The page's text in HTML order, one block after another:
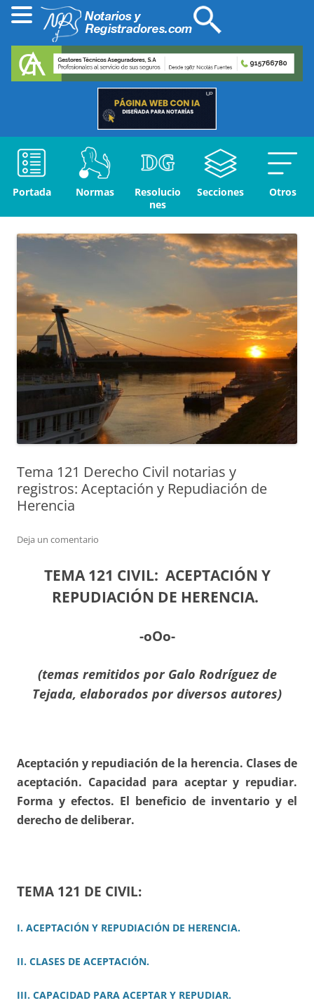
Portada Normas
Resolucio
nes
Secciones Otros
Tema 121 Derecho Civil notarias y
registros: Aceptación y Repudiación de
Herencia
Deja un comentario
TEMA 121 CIVIL: ACEPTACIÓN Y
REPUDIACIÓN DE HERENCIA.
-oOo-
(temas remitidos por Galo Rodríguez de
Tejada, elaborados por diversos autores)
Aceptación y repudiación de la herencia. Clases de
aceptación. Capacidad para aceptar y repudiar.
Forma y efectos. El beneficio de inventario y el
derecho de deliberar.
TEMA 121 DE CIVIL:
I. ACEPTACIÓN Y REPUDIACIÓN DE HERENCIA.
II. CLASES DE ACEPTACIÓN.
III. CAPACIDAD PARA ACEPTAR Y REPUDIAR.